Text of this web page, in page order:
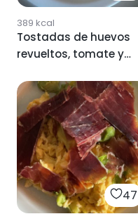
389 kcal
Tostadas de huevos
revueltos, tomate y
47